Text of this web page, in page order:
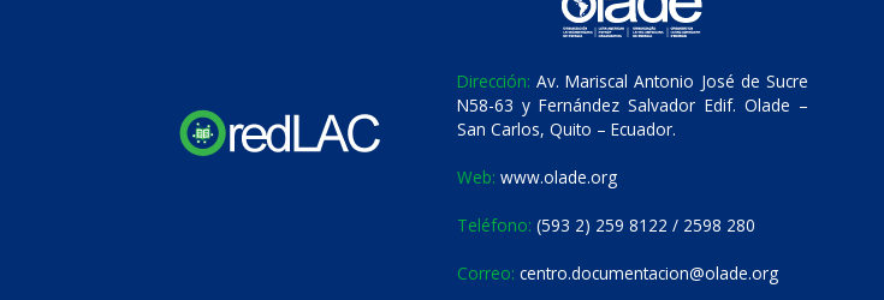
Dirección: Av. Mariscal Antonio José de Sucre
N58-63 y Fernández Salvador Edif. Olade –
San Carlos, Quito – Ecuador.
Web: www.olade.org
Teléfono: (593 2) 259 8122 / 2598 280
Correo: centro.documentacion@olade.org